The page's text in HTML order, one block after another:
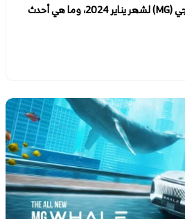
تعرف على مبيعات علامة إم جي (MG) لشهر يناير 2024، وما هي أحدث